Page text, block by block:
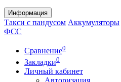
Информация
Такси с пандусом Аккумуляторы
ФСС
Сравнение0
Закладки0
Личный кабинет
Авторизация